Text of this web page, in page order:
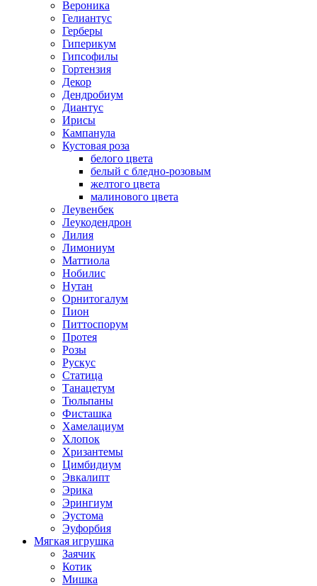
Вероника
Гелиантус
Герберы
Гиперикум
Гипсофилы
Гортензия
Декор
Дендробиум
Диантус
Ирисы
Кампанула
Кустовая роза
белого цвета
белый с бледно-розовым
желтого цвета
малинового цвета
Леувенбек
Леукодендрон
Лилия
Лимониум
Маттиола
Нобилис
Нутан
Орнитогалум
Пион
Питтоспорум
Протея
Розы
Рускус
Статица
Танацетум
Тюльпаны
Фисташка
Хамелациум
Хлопок
Хризантемы
Цимбидиум
Эвкалипт
Эрика
Эрингиум
Эустома
Эуфорбия
Мягкая игрушка
Заячик
Котик
Мишка